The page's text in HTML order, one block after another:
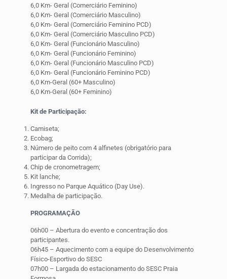
6,0 Km- Geral (Comerciário Feminino)
6,0 Km- Geral (Comerciário Masculino)
6,0 Km- Geral (Comerciário Feminino PCD)
6,0 Km- Geral (Comerciário Masculino PCD)
6,0 Km- Geral (Funcionário Masculino)
6,0 Km- Geral (Funcionário Feminino)
6,0 Km- Geral (Funcionário Masculino PCD)
6,0 Km- Geral (Funcionário Feminino PCD)
6,0 Km-Geral (60+ Masculino)
6,0 Km-Geral (60+ Feminino)
Kit de Participação:
Camiseta;
Ecobag;
Número de peito com 4 alfinetes (obrigatório para
participar da Corrida);
Chip de cronometragem;
Kit lanche;
Ingresso no Parque Aquático (Day Use).
Medalha de participação.
PROGRAMAÇÃO
06h00 – Abertura do evento e concentração dos
participantes.
06h45 – Aquecimento com a equipe do Desenvolvimento
Físico-Esportivo do SESC
07h00 – Largada do estacionamento do SESC Praia